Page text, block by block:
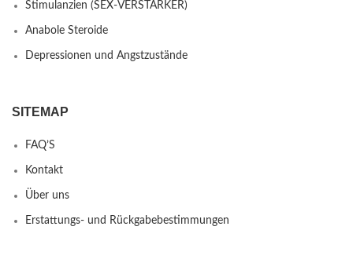
Stimulanzien (SEX-VERSTÄRKER)
Anabole Steroide
Depressionen und Angstzustände
SITEMAP
FAQ’S
Kontakt
Über uns
Erstattungs- und Rückgabebestimmungen